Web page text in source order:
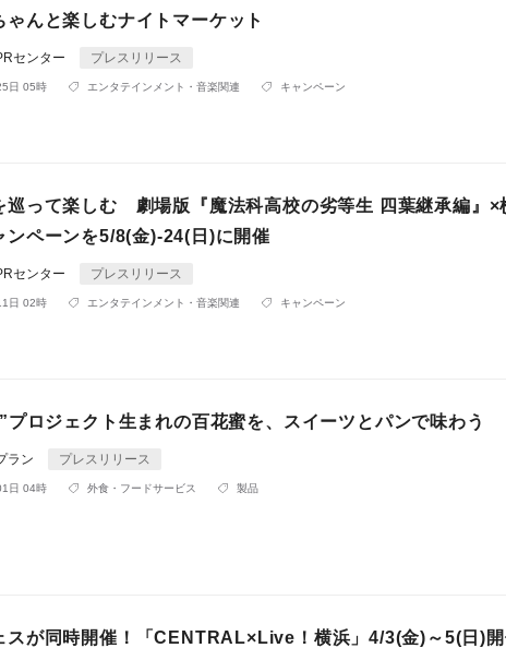
ゃんと楽しむナイトマーケット
センター プレスリリース
日 05時 エンタテインメント・音楽関連 キャンペーン
巡って楽しむ 劇場版『魔法科高校の劣等生 四葉継承編』×
ンペーンを5/8(金)-24(日)に開催
センター プレスリリース
日 02時 エンタテインメント・音楽関連 キャンペーン
プロジェクト生まれの百花蜜を、スイーツとパンで味わう
ラン プレスリリース
日 04時 外食・フードサービス 製品
スが同時開催！「CENTRAL×Live！横浜」4/3(金)～5(日)